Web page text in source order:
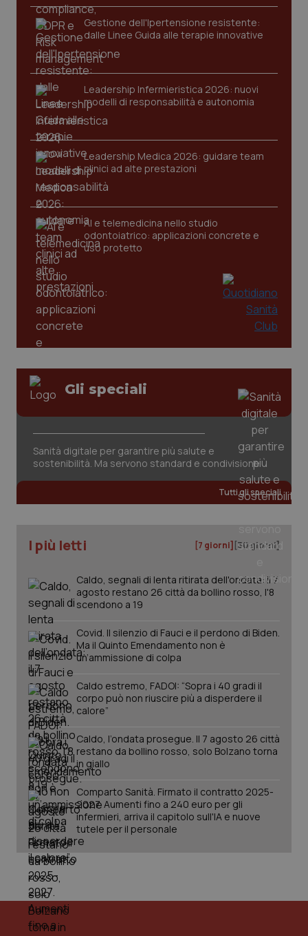
Gestione dell'Ipertensione resistente:
dalle Linee Guida alle terapie innovative
Leadership Infermieristica 2026: nuovi
modelli di responsabilità e autonomia
Leadership Medica 2026: guidare team
clinici ad alte prestazioni
AI e telemedicina nello studio
odontoiatrico: applicazioni concrete e
uso protetto
Gli speciali
Sanità digitale per garantire più salute e
sostenibilità. Ma servono standard e condivisione
Tutti gli speciali
I più letti [7 giorni] [30 giorni]
Caldo, segnali di lenta ritirata dell'ondata: il 7
agosto restano 26 città da bollino rosso, l'8
scendono a 19
Covid. Il silenzio di Fauci e il perdono di Biden.
Ma il Quinto Emendamento non è
un’ammissione di colpa
Caldo estremo, FADOI: “Sopra i 40 gradi il
corpo può non riuscire più a disperdere il
calore”
Caldo, l’ondata prosegue. Il 7 agosto 26 città
restano da bollino rosso, solo Bolzano torna
in giallo
Comparto Sanità. Firmato il contratto 2025-
2027. Aumenti fino a 240 euro per gli
infermieri, arriva il capitolo sull'IA e nuove
tutele per il personale
CookieScriptConsent
tracking-sites-ironfish-
www.quotidianosanita.it
tracking-sites-ironfish-
www.quotidianosanita.it
_ga
Google LLC
.quotidianosanita.it
1
PHPSESSID
PHP.net
www.quotidianosanita.it